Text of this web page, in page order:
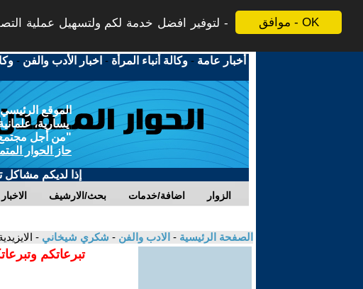
موافق - OK
لتوفير افضل خدمة لكم ولتسهيل عملية
أخبار عامة -وكالة أنباء المرأة - اخبار الأدب والفن -
الموقع
يسارية،
"من أجل مجتمع
حاز الحوار
إذا لديكم مشاكل
الاخبار بحث/الارشيف اضافة/خدمات الزوار
الصفحة الرئيسية - الادب والفن - شكري شيخاني -
تبرعاتكم